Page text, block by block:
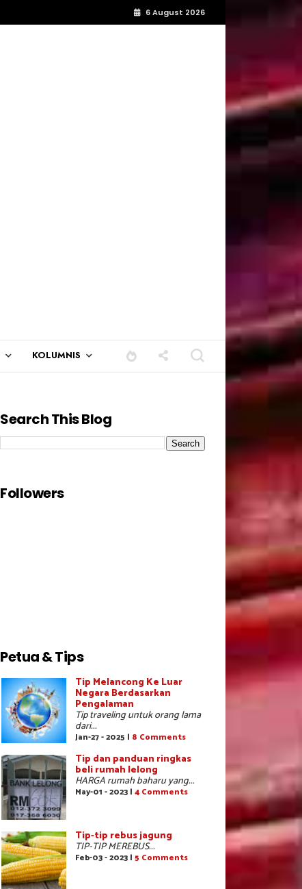
6 August 2026
KOLUMNIS
Search This Blog
Followers
Petua & Tips
Tip Melancong Ke Luar
Negara Berdasarkan
Pengalaman
Tip traveling untuk orang lama
dari...
Jan-27 - 2025 | 8 Comments
Tip dan panduan ringkas
beli rumah lelong
HARGA rumah baharu yang...
May-01 - 2023 | 4 Comments
Tip-tip rebus jagung
TIP-TIP MEREBUS...
Feb-03 - 2023 | 5 Comments